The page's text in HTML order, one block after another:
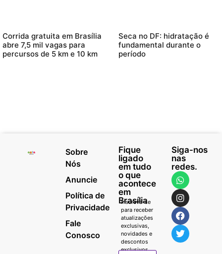
Corrida gratuita em Brasília
abre 7,5 mil vagas para
percursos de 5 km e 10 km
Seca no DF: hidratação é
fundamental durante o
período
Sobre
Nós
Anuncie
Política de
Privacidade
Fale
Conosco
Fique
ligado
em tudo
o que
acontece
em
Brasília
Inscreva-se
para receber
atualizações
exclusivas,
novidades e
descontos
exclusivos.
Siga-nos
nas
redes.